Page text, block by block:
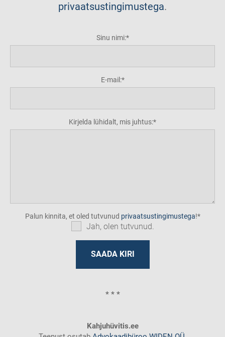
privaatsustingimustega.
Sinu nimi:
E-mail:
Kirjelda lühidalt, mis juhtus:
Palun kinnita, et oled tutvunud privaatsustingimustega!
Jah, olen tutvunud.
* * *
Kahjuhüvitis.ee